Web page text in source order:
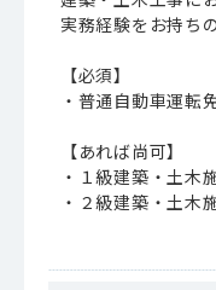
実務経験をお持ち
【必須】
・普通自動車運転
【あれば尚可】
・１級建築・土木
・２級建築・土木